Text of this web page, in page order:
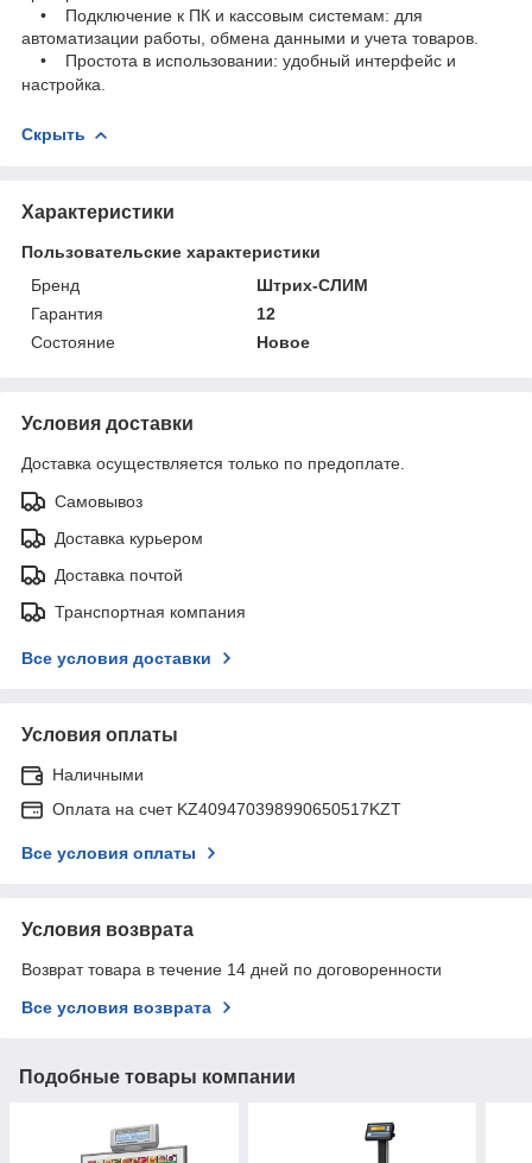
• Подключение к ПК и кассовым системам: для
автоматизации работы, обмена данными и учета товаров.
• Простота в использовании: удобный интерфейс и
настройка.
Скрыть
Характеристики
Пользовательские характеристики
Бренд
Штрих-СЛИМ
Гарантия
12
Состояние
Новое
Условия доставки
Доставка осуществляется только по предоплате.
Самовывоз
Доставка курьером
Доставка почтой
Транспортная компания
Все условия доставки
Условия оплаты
Наличными
Оплата на счет KZ409470398990650517KZT
Все условия оплаты
Условия возврата
Возврат товара в течение 14 дней по договоренности
Все условия возврата
Подобные товары компании